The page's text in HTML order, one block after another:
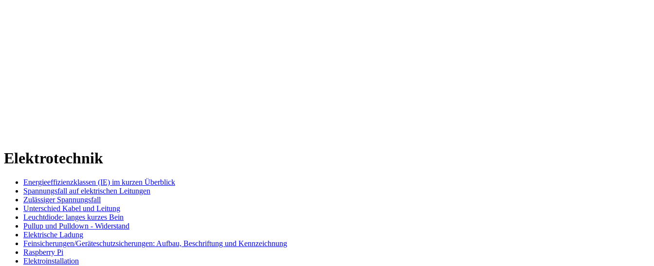
Elektrotechnik
Energieeffizienzklassen (IE) im kurzen Überblick
Spannungsfall auf elektrischen Leitungen
Zulässiger Spannungsfall
Unterschied Kabel und Leitung
Leuchtdiode: langes kurzes Bein
Pullup und Pulldown - Widerstand
Elektrische Ladung
Feinsicherungen/Geräteschutzsicherungen: Aufbau, Beschriftung und Kennzeichnung
Raspberry Pi
Elektroinstallation